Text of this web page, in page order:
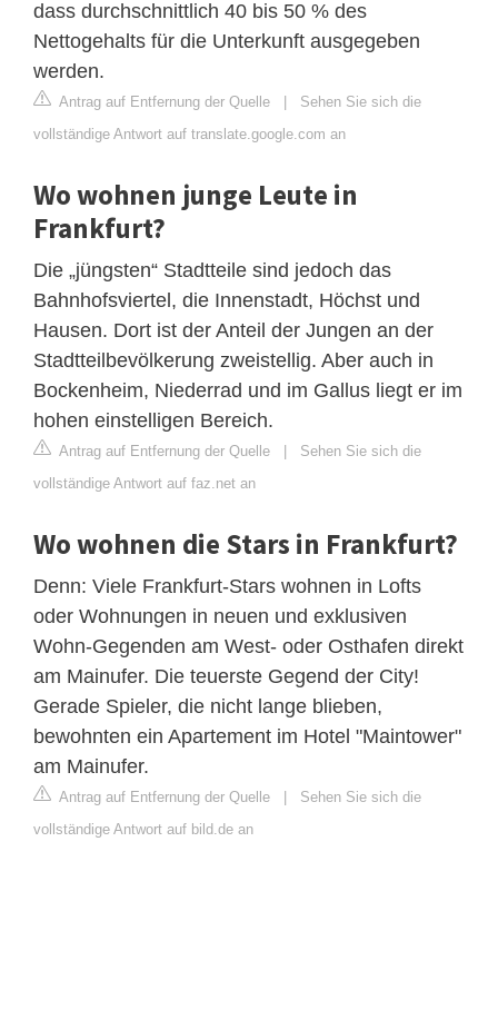
dass durchschnittlich 40 bis 50 % des
Nettogehalts für die Unterkunft ausgegeben
werden.
Antrag auf Entfernung der Quelle | Sehen Sie sich die
vollständige Antwort auf translate.google.com an
Wo wohnen junge Leute in
Frankfurt?
Die „jüngsten“ Stadtteile sind jedoch das
Bahnhofsviertel, die Innenstadt, Höchst und
Hausen. Dort ist der Anteil der Jungen an der
Stadtteilbevölkerung zweistellig. Aber auch in
Bockenheim, Niederrad und im Gallus liegt er im
hohen einstelligen Bereich.
Antrag auf Entfernung der Quelle | Sehen Sie sich die
vollständige Antwort auf faz.net an
Wo wohnen die Stars in Frankfurt?
Denn: Viele Frankfurt-Stars wohnen in Lofts
oder Wohnungen in neuen und exklusiven
Wohn-Gegenden am West- oder Osthafen direkt
am Mainufer. Die teuerste Gegend der City!
Gerade Spieler, die nicht lange blieben,
bewohnten ein Apartement im Hotel "Maintower"
am Mainufer.
Antrag auf Entfernung der Quelle | Sehen Sie sich die
vollständige Antwort auf bild.de an